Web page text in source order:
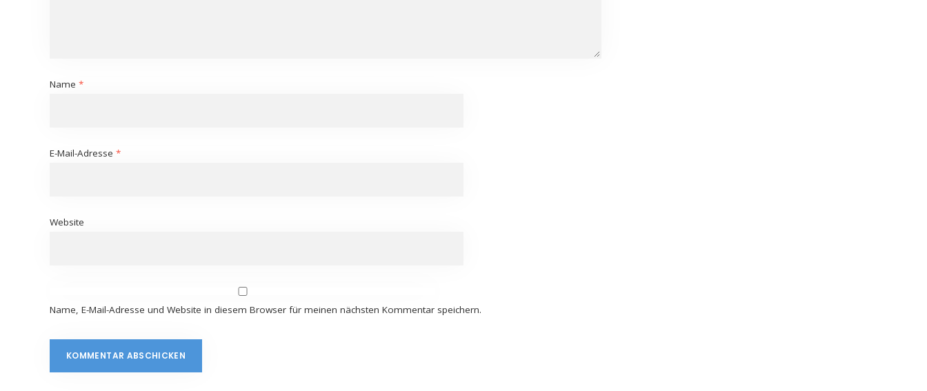
Name *
E-Mail-Adresse *
Website
Name, E-Mail-Adresse und Website in diesem Browser für meinen nächsten Kommentar speichern.